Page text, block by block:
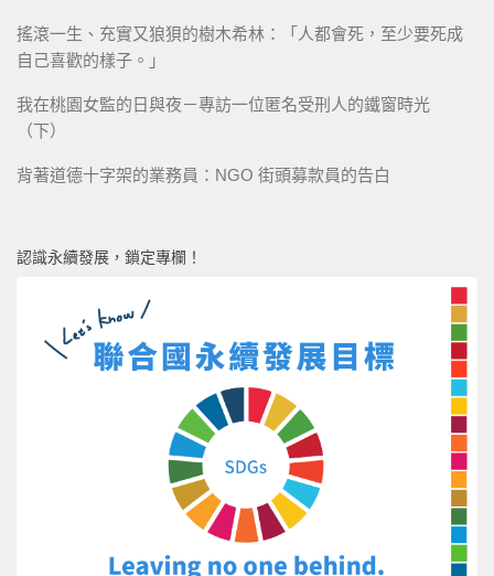
搖滾一生、充實又狼狽的樹木希林：「人都會死，至少要死成
自己喜歡的樣子。」
我在桃園女監的日與夜－專訪一位匿名受刑人的鐵窗時光
（下）
背著道德十字架的業務員：NGO 街頭募款員的告白
認識永續發展，鎖定專欄！